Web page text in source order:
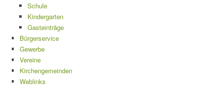
Schule
Kindergarten
Gasteinträge
Bürgerservice
Gewerbe
Vereine
Kirchengemeinden
Weblinks